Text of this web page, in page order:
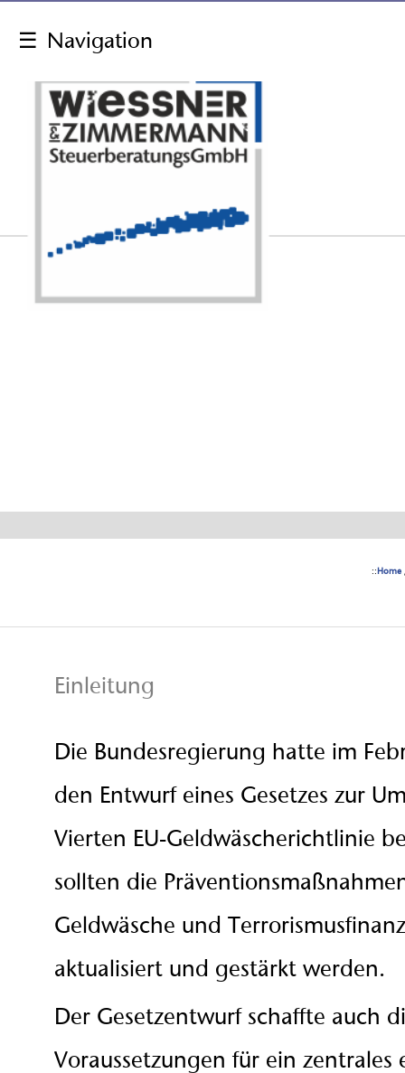
☰ Navigation
:: Home
Einleitung
Die Bundesregierung hatte im
den Entwurf eines Gesetzes zur
Vierten EU-Geldwäscherichtlinie
sollten die
Geldwäsche und
aktualisiert und gestärkt werden.
Der Gesetzentwurf schaffte auch
Voraussetzungen für ein zentrales